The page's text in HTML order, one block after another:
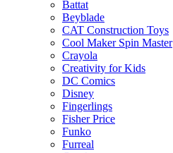
Battat
Beyblade
CAT Construction Toys
Cool Maker Spin Master
Crayola
Creativity for Kids
DC Comics
Disney
Fingerlings
Fisher Price
Funko
Furreal